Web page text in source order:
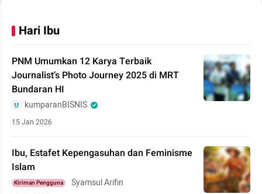
Hari Ibu
PNM Umumkan 12 Karya Terbaik
Journalist’s Photo Journey 2025 di MRT
Bundaran HI
kumparanBISNIS
15 Jan 2026
Ibu, Estafet Kepengasuhan dan Feminisme
Islam
Kiriman Pengguna Syamsul Arifin